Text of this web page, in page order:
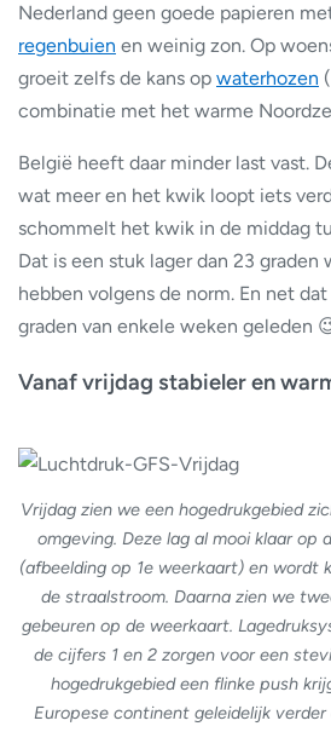
Nederland geen goede papieren
regenbuien en weinig zon. Op
groeit zelfs de kans op waterhozen
combinatie met het warme
België heeft daar minder last vast.
wat meer en het kwik loopt iets
schommelt het kwik in de middag
Dat is een stuk lager dan 23 graden
hebben volgens de norm. En net
graden van enkele weken geleden
Vanaf vrijdag stabieler en
Vrijdag zien we een hogedrukgebied
omgeving. Deze lag al mooi klaar op
(afbeelding op 1e weerkaart) en wordt
de straalstroom. Daarna zien we
gebeuren op de weerkaart.
de cijfers 1 en 2 zorgen voor een
hogedrukgebied een flinke push
Europese continent geleidelijk